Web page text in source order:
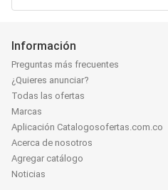
Información
Preguntas más frecuentes
¿Quieres anunciar?
Todas las ofertas
Marcas
Aplicación Catalogosofertas.com.co
Acerca de nosotros
Agregar catálogo
Noticias